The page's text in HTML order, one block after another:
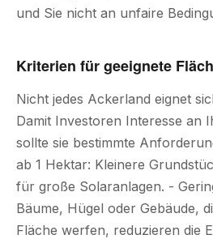
und Sie nicht an unfaire
Kriterien für geeignete
Nicht jedes Ackerland eignet
Damit Investoren Interesse an
sollte sie bestimmte
ab 1 Hektar: Kleinere
für große Solaranlagen. -
Bäume, Hügel oder Gebäude,
Fläche werfen, reduzieren die